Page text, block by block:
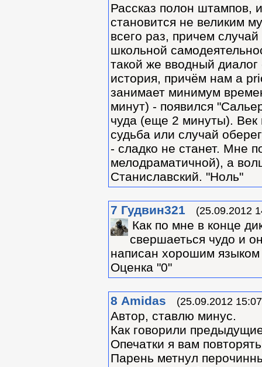
Рассказ полон штампов,
становится не великим
всего раз, причем
школьной
такой же вводный диалог
история, причём нам a
занимает минимум
минут) - появился
чуда (еще 2 минуты).
судьба или случай
- сладко не станет. Мне
мелодраматичной), а
Станиславский. "Ноль"
7 Гудвин321 (25.09.2012
Как по мне в конце
свершаеться чудо и
написан хорошим языком
Оценка "0"
8 Amidas (25.09.2012
Автор, ставлю минус.
Как говорили
Опечатки я вам
Парень метнул